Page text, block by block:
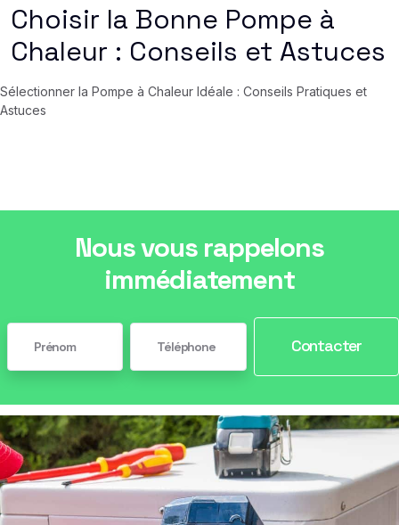
Choisir la Bonne Pompe à
Chaleur : Conseils et Astuces
Sélectionner la Pompe à Chaleur Idéale : Conseils Pratiques et
Astuces
Nous vous rappelons
immédiatement
Contacter